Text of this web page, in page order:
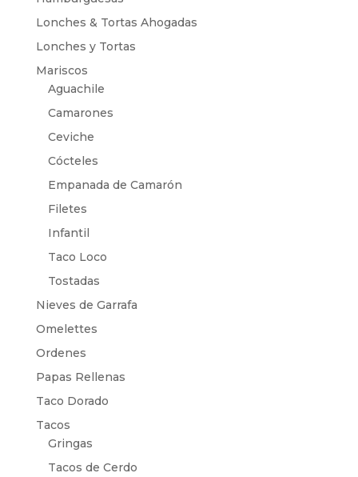
Lonches & Tortas Ahogadas
Lonches y Tortas
Mariscos
Aguachile
Camarones
Ceviche
Cócteles
Empanada de Camarón
Filetes
Infantil
Taco Loco
Tostadas
Nieves de Garrafa
Omelettes
Ordenes
Papas Rellenas
Taco Dorado
Tacos
Gringas
Tacos de Cerdo